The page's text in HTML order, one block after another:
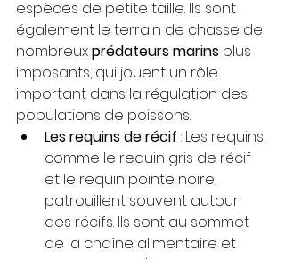
espèces de petite taille. Ils sont
également le terrain de chasse de
nombreux prédateurs marins plus
imposants, qui jouent un rôle
important dans la régulation des
populations de poissons.
Les requins de récif : Les requins,
comme le requin gris de récif
et le requin pointe noire,
patrouillent souvent autour
des récifs. Ils sont au sommet
de la chaîne alimentaire et